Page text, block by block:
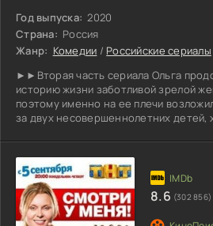
Год выпуска: 2020
Страна: Россия
Жанр: Комедии / Российские сериалы
►►Вторая часть сериала Ольга
историю жизни заботливой зрелой
поэтому именно на ее плечи
за двух несовершеннолетних детей,
делают жизнь главной героини
Проблемы - это часть жизни Ольги,
Женщина продолжает выслушивать
беременной дочери, которая скоро
начался переходной
8.6 (302 856)